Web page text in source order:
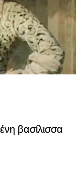
βασίλισσα